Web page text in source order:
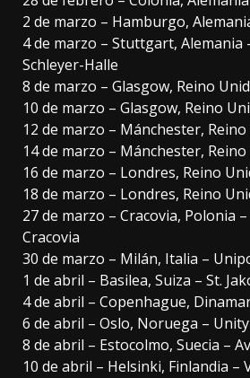
2 de marzo – Hamburgo,
4 de marzo – Stuttgart,
Schleyer-Halle
8 de marzo – Glasgow, Reino
10 de marzo – Glasgow, Reino
12 de marzo – Mánchester,
14 de marzo – Mánchester,
16 de marzo – Londres, Reino
18 de marzo – Londres, Reino
27 de marzo – Cracovia, Polonia
Cracovia
30 de marzo – Milán, Italia –
1 de abril – Basilea, Suiza – St.
4 de abril – Copenhague,
6 de abril – Oslo, Noruega –
8 de abril – Estocolmo, Suecia –
10 de abril – Helsinki, Finlandia –